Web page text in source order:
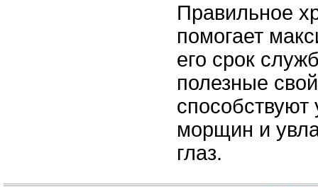
Правильное
помогает
его срок
полезные
морщин и
глаз.